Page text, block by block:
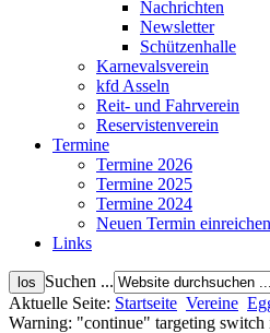
Nachrichten
Newsletter
Schützenhalle
Karnevalsverein
kfd Asseln
Reit- und Fahrverein
Reservistenverein
Termine
Termine 2026
Termine 2025
Termine 2024
Neuen Termin einreichen
Links
Suchen ...
Aktuelle Seite: Startseite Vereine
Warning: "continue" targeting switch